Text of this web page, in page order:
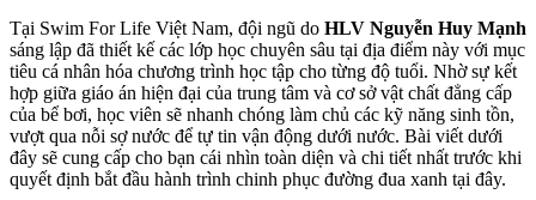
Tại Swim For Life Việt Nam, đội ngũ do HLV Nguyễn Huy Mạnh
sáng lập đã thiết kế các lớp học chuyên sâu tại địa điểm này với mục
tiêu cá nhân hóa chương trình học tập cho từng độ tuổi. Nhờ sự kết
hợp giữa giáo án hiện đại của trung tâm và cơ sở vật chất đẳng cấp
của bể bơi, học viên sẽ nhanh chóng làm chủ các kỹ năng sinh tồn,
vượt qua nỗi sợ nước để tự tin vận động dưới nước. Bài viết dưới
đây sẽ cung cấp cho bạn cái nhìn toàn diện và chi tiết nhất trước khi
quyết định bắt đầu hành trình chinh phục đường đua xanh tại đây.